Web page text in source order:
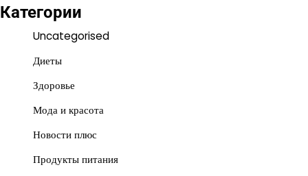
Категории
Uncategorised
Диеты
Здоровье
Мода и красота
Новости плюс
Продукты питания